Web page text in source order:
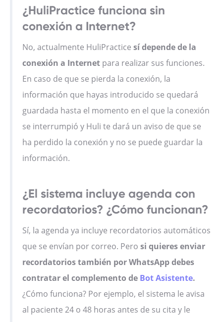
¿HuliPractice funciona sin
conexión a Internet?
No, actualmente HuliPractice sí depende de la
conexión a Internet para realizar sus funciones.
En caso de que se pierda la conexión, la
información que hayas introducido se quedará
guardada hasta el momento en el que la conexión
se interrumpió y Huli te dará un aviso de que se
ha perdido la conexión y no se puede guardar la
información.
¿El sistema incluye agenda con
recordatorios? ¿Cómo funcionan?
Sí, la agenda ya incluye recordatorios automáticos
que se envían por correo. Pero si quieres enviar
recordatorios también por WhatsApp debes
contratar el complemento de Bot Asistente.
¿Cómo funciona? Por ejemplo, el sistema le avisa
al paciente 24 o 48 horas antes de su cita y le